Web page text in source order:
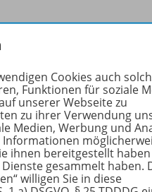
Cookies auch
Funktionen für soziale
unserer Webseite zu
zu ihrer Verwendung
Medien, Werbung und
ihnen bereitgestellt
gesammelt haben.
willigen Sie in diese